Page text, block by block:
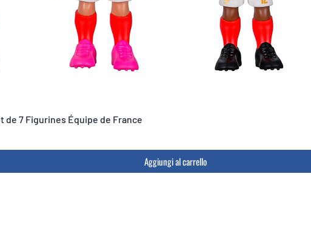
de 7 Figurines Équipe de France
Aggiungi al carrello